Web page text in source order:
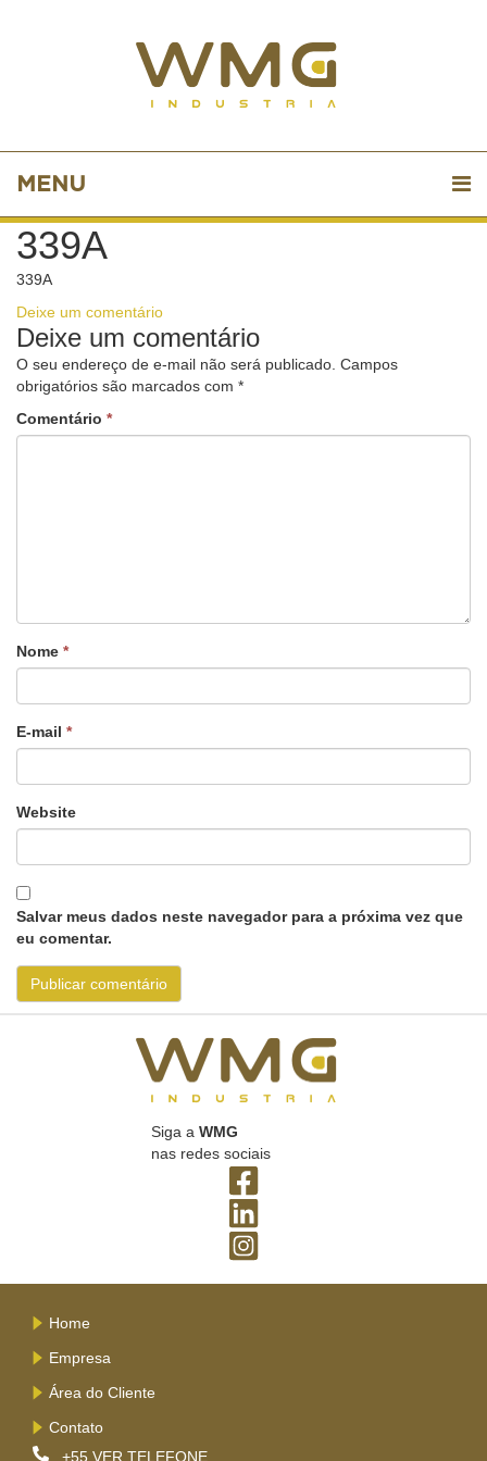
MENU
339A
339A
Deixe um comentário
Deixe um comentário
O seu endereço de e-mail não será publicado. Campos
obrigatórios são marcados com *
Comentário *
Nome *
E-mail *
Website
Salvar meus dados neste navegador para a próxima vez que
eu comentar.
Siga a WMG
nas redes sociais
Home
Empresa
Área do Cliente
Contato
+55 VER TELEFONE